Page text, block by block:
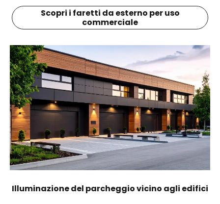
Scopri i faretti da esterno per uso
commerciale
Illuminazione del parcheggio vicino agli edifici